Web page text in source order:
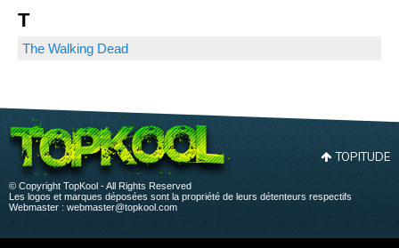
T
The Walking Dead
TOPITUDE
© Copyright TopKool - All Rights Reserved
Les logos et marques déposées sont la propriété de leurs détenteurs respectifs
Webmaster : webmaster@topkool.com